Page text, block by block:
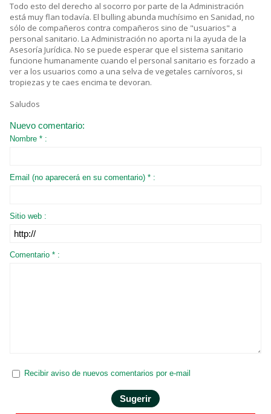
Todo esto del derecho al socorro por parte de la Administración
está muy flan todavía. El bulling abunda muchísimo en Sanidad, no
sólo de compañeros contra compañeros sino de "usuarios" a
personal sanitario. La Administración no aporta ni la ayuda de la
Asesoría Jurídica. No se puede esperar que el sistema sanitario
funcione humanamente cuando el personal sanitario es forzado a
ver a los usuarios como a una selva de vegetales carnívoros, si
tropiezas y te caes encima te devoran.
Saludos
Nuevo comentario:
Nombre * :
Email (no aparecerá en su comentario) * :
Sitio web :
Comentario * :
Recibir aviso de nuevos comentarios por e-mail